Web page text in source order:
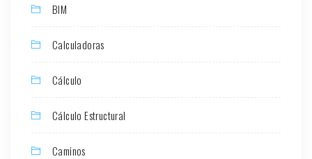
BIM
Calculadoras
Cálculo
Cálculo Estructural
Caminos